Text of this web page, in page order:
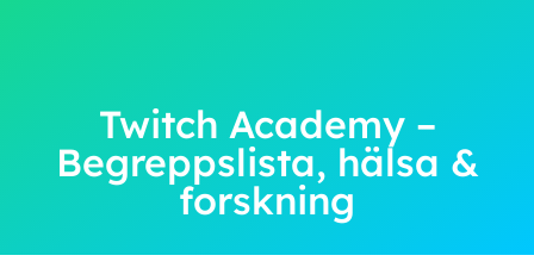
Twitch Academy –
Begreppslista, hälsa &
forskning